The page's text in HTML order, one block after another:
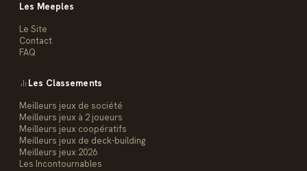
Les Meeples
Le Site
Contact
FAQ
Les Classements
Meilleurs jeux de société
Meilleurs jeux à 2 joueurs
Meilleurs jeux coopératifs
Meilleurs jeux de deck-building
Meilleurs jeux 2026
Les Incontournables